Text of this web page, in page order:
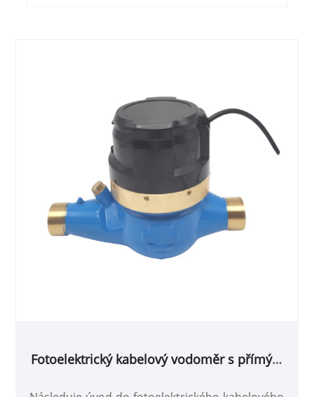
Fotoelektrický kabelový vodoměr s přímým